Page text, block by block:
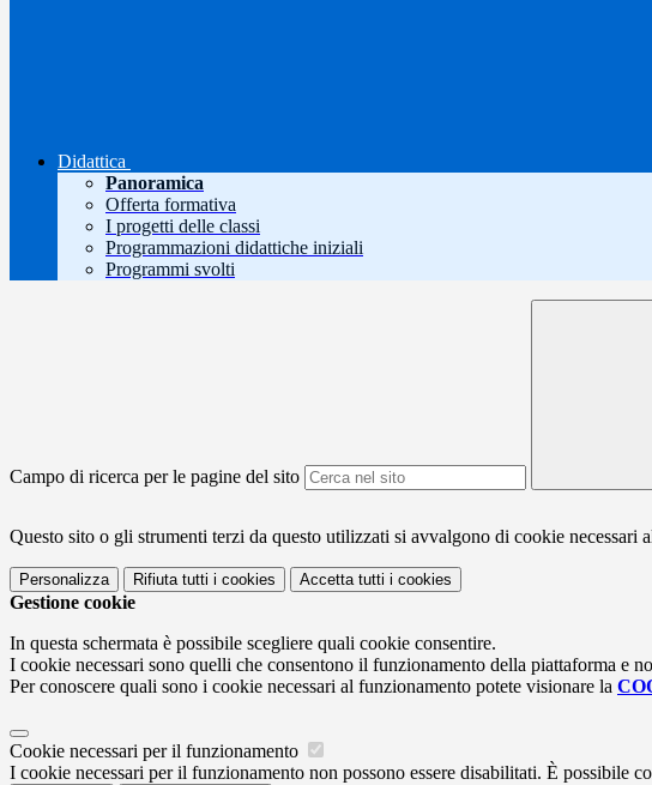
Didattica
Panoramica
Offerta formativa
I progetti delle classi
Programmazioni didattiche iniziali
Programmi svolti
Campo di ricerca per le pagine del sito
Questo sito o gli strumenti terzi da questo utilizzati si avvalgono di cookie
Personalizza Rifiuta tutti i cookies Accetta tutti i cookies
Gestione cookie
In questa schermata è possibile scegliere quali cookie consentire.
I cookie necessari sono quelli che consentono il funzionamento della piattaforma e
Per conoscere quali sono i cookie necessari al funzionamento potete visionare la
Cookie necessari per il funzionamento
I cookie necessari per il funzionamento non possono essere disabilitati. È possibile